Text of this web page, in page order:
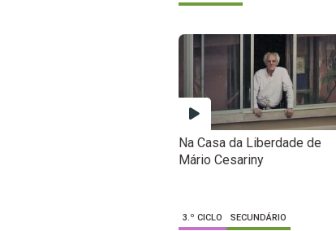
Na Casa da Liberdade de
Mário Cesariny
3.º CICLO SECUNDÁRIO